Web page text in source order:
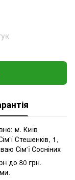
м. Київ
Стешенків, 1,
Сім'ї Сосніних
до 80 грн.